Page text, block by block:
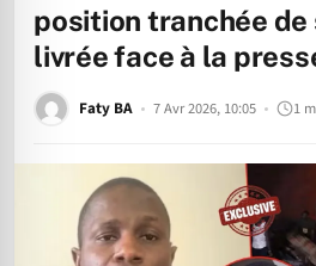
position tranchée de
livrée face à la
Faty BA 7 Avr 2026, 10:05 1